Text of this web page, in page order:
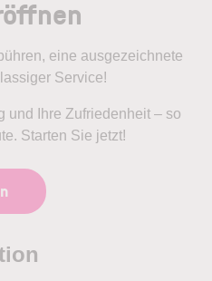
eine ausgezeichnete
Service!
und Ihre Zufriedenheit – so
Starten Sie jetzt!